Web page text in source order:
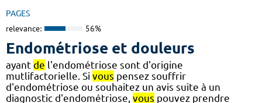
PAGES
relevance: 56%
Endométriose et douleurs
ayant de l'endométriose sont d'origine
mutlifactorielle. Si vous pensez souffrir
d'endométriose ou souhaitez un avis suite à un
diagnostic d'endométriose, vous pouvez prendre